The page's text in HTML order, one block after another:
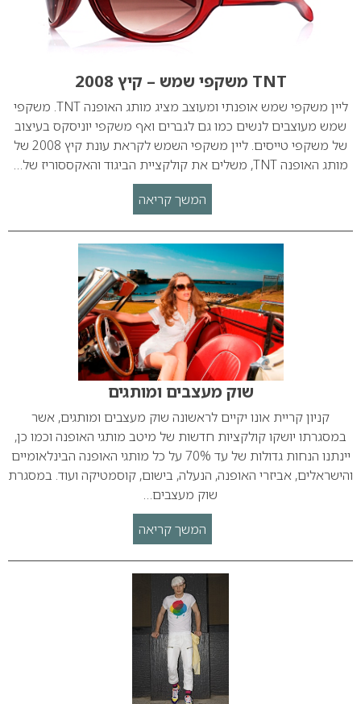
TNT משקפי שמש – קיץ 2008
ליין משקפי שמש אופנתי ומעוצב מציג מותג האופנה TNT. משקפי
שמש מעוצבים לנשים כמו גם לגברים ואף משקפי יוניסקס בעיצוב
של משקפי טייסים. ליין משקפי השמש לקראת עונת קיץ 2008 של
מותג האופנה TNT, משלים את קולקציית הביגוד והאקססוריז של…
המשך קריאה
שוק מעצבים ומותגים
קניון קריית אונו יקיים לראשונה שוק מעצבים ומותגים, אשר
במסגרתו יושקו קולקציות חדשות של מיטב מותגי האופנה וכמו כן,
יינתנו הנחות גדולות של עד 70% על כל מותגי האופנה הבינלאומיים
והישראלים, אביזרי האופנה, הנעלה, בישום, קוסמטיקה ועוד. במסגרת
שוק מעצבים…
המשך קריאה